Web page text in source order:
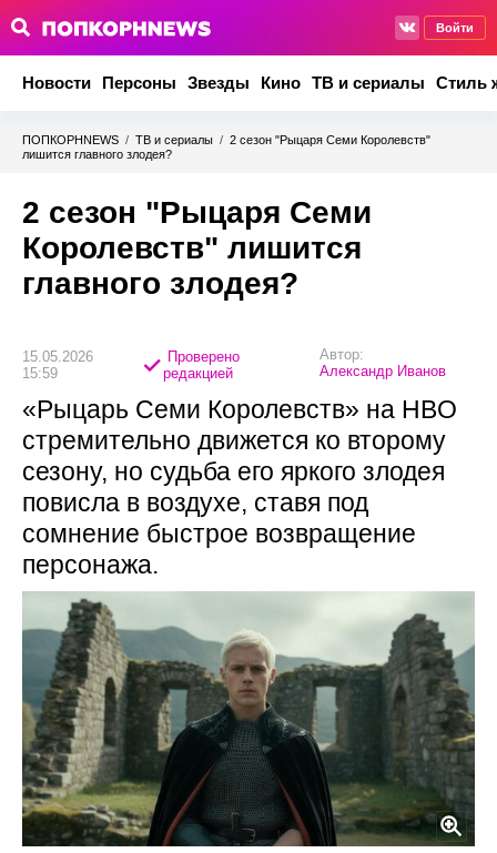
Войти
Новости Персоны Звезды Кино ТВ и сериалы Стиль
ПОПКОРНNEWS / ТВ и сериалы / 2 сезон "Рыцаря Семи Королевств"
лишится главного злодея?
2 сезон "Рыцаря Семи
Королевств" лишится
главного злодея?
15.05.2026
15:59
Проверено
редакцией
Автор:
Александр Иванов
«Рыцарь Семи Королевств» на HBO
стремительно движется ко второму
сезону, но судьба его яркого злодея
повисла в воздухе, ставя под
сомнение быстрое возвращение
персонажа.